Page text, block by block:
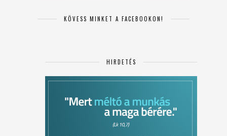
KÖVESS MINKET A FACEBOOKON!
HIRDETÉS